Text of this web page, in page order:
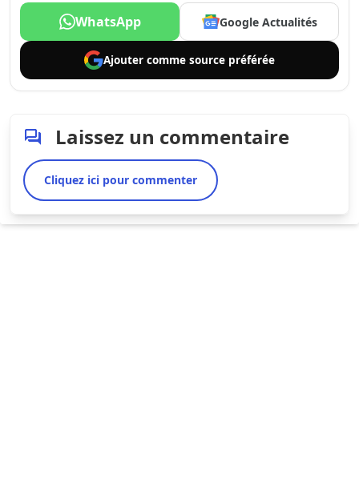
WhatsApp Google Actualités
Ajouter comme source préférée
Laissez un commentaire
Cliquez ici pour commenter